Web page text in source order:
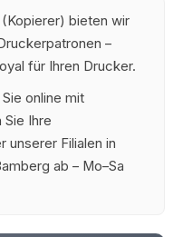
(Kopierer) bieten wir
–
für Ihren Drucker.
online mit
Ihre
unserer Filialen in
ab – Mo–Sa